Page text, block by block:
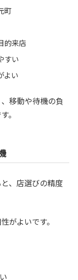
町
的来店
すい
よい
移動や待機の負
。
、店選びの精度
がよいです。